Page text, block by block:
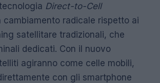
Direct-to-Cell
cambiamento radicale rispetto ai
satellitare tradizionali, che
dedicati. Con il nuovo
agiranno come celle mobili,
con gli smartphone